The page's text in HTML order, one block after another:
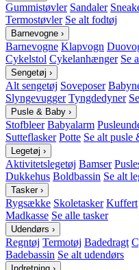
Gummistøvler Sandaler
Termostøvler Se alt fodtøj
Barnevogne ›
Barnevogne Klapvogn
Cykelstol Cykelanhænger Se
Sengetøj ›
Alt sengetøj Soveposer
Slyngevugger Tyngdedyner
Pusle & Baby ›
Stofbleer Babyalarm
Sutteflasker Potte Se alt pusle
Legetøj ›
Aktivitetslegetøj Bamser
Dukkehus Boldbassin Se alt
Tasker ›
Rygsække Skoletasker Kuffert
Madkasse Se alle tasker
Udendørs ›
Regntøj Termotøj Badedragt
Badebassin Se alt udendørs